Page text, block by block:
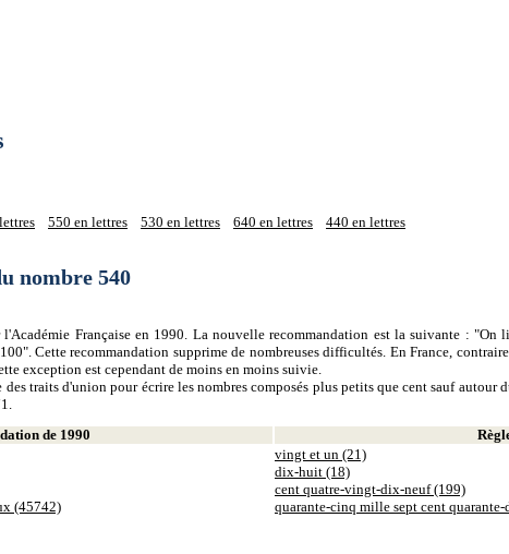
550 en lettres 530 en lettres 640 en lettres 440 en lettres
nombre 540
Française en 1990. La nouvelle recommandation est la suivante :
Cette recommandation supprime de nombreuses difficultés. En France,
exception est cependant de moins en moins suivie.
des traits d'union pour écrire les nombres composés plus petits que cent sauf
de 1990
(45742)
vingt et un (21)
dix-huit (18)
cent quatre-vingt-dix-neuf (199)
quarante-cinq mille sept cent